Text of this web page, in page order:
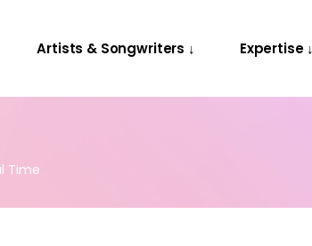
Artists & Songwriters ↓ Expertise
Projects
Time